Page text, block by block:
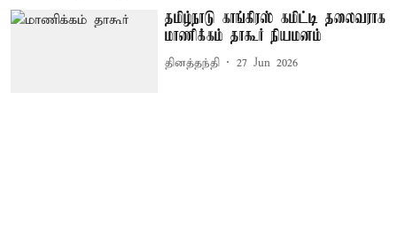
தமிழ்நாடு காங்கிரஸ் கமிட்டி தலைவராக
மாணிக்கம் தாகூர் நியமனம்
தினத்தந்தி 27 Jun 2026